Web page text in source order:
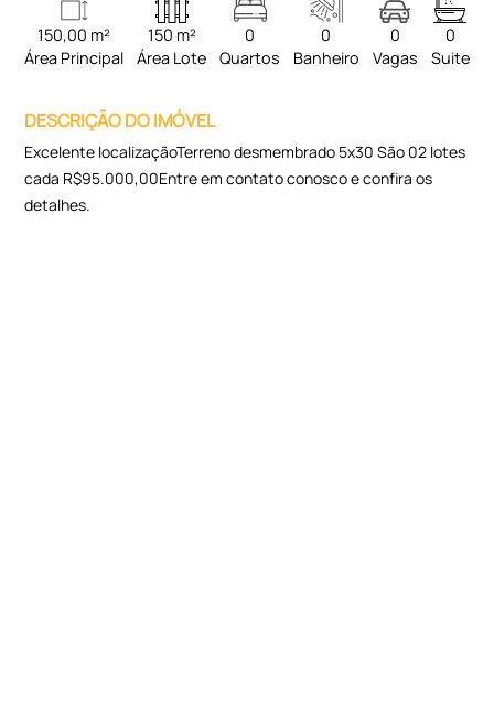
150,00 m²
Área Principal
150 m²
Área Lote
0
Quartos
0
Banheiro
0
Vagas
0
Suite
DESCRIÇÃO DO IMÓVEL
Excelente localizaçãoTerreno desmembrado 5x30 São 02 lotes
cada R$95.000,00Entre em contato conosco e confira os
detalhes.